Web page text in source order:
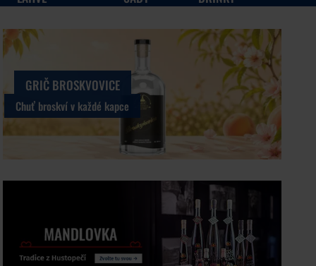
PRVNÍ DESETILETÁ
LIMITOVANÁ EDICE V
GRIČ BROSKVOVICE
Chuť broskví v každé kapce